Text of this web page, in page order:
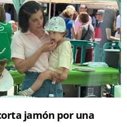
jamón por una